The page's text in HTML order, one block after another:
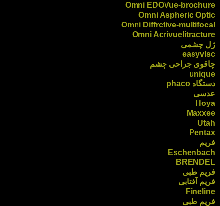
Omni EDOVue-brochure
Omni Aspheric Optic
Omni Diffrctive-multifocal
Omni Acrivuelitracture
ژل چشمی
easyvisc
چاقوی جراحی چشم
unique
دستگاه phaco
عدسی
Hoya
Maxxee
Utah
Pentax
فریم
Eschenbach
BRENDEL
فریم طبی
فریم آفتابی
Fineline
فریم طبی